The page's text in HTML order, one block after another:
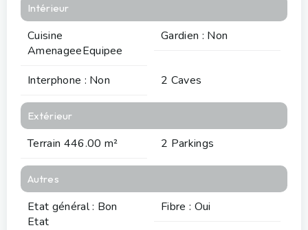
Intérieur
Cuisine
AmenageeEquipee
Gardien : Non
Interphone : Non 2 Caves
Extérieur
Terrain 446.00 m² 2 Parkings
Autres
Etat général : Bon
Etat
Fibre : Oui